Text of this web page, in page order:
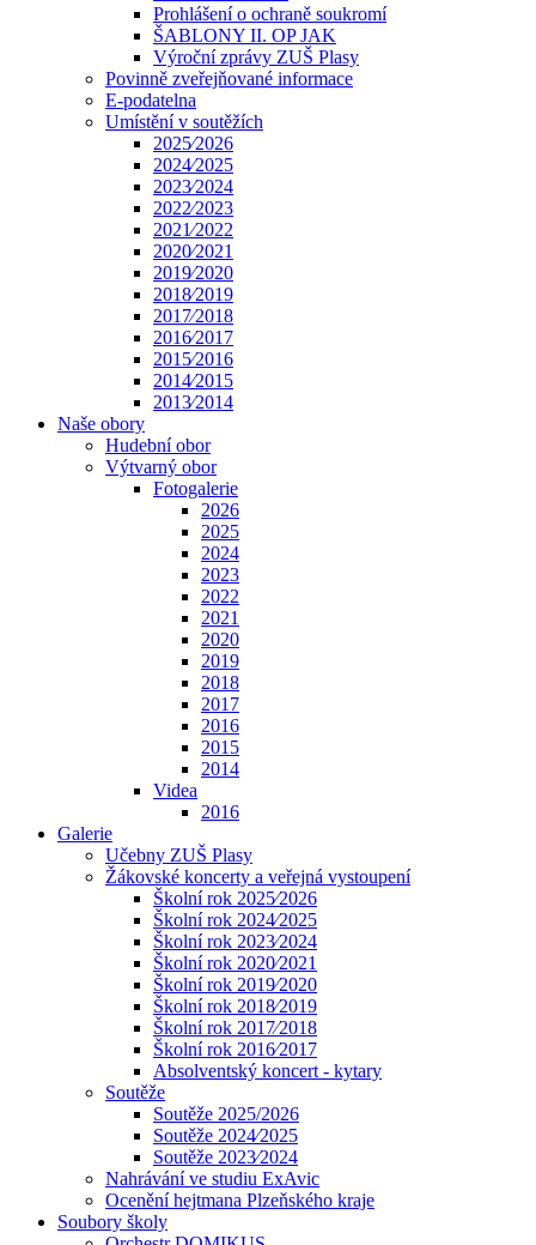
Prohlášení o ochraně soukromí
ŠABLONY II. OP JAK
Výroční zprávy ZUŠ Plasy
Povinně zveřejňované informace
E-podatelna
Umístění v soutěžích
2025⁄2026
2024⁄2025
2023⁄2024
2022⁄2023
2021⁄2022
2020⁄2021
2019⁄2020
2018⁄2019
2017⁄2018
2016⁄2017
2015⁄2016
2014⁄2015
2013⁄2014
Naše obory
Hudební obor
Výtvarný obor
Fotogalerie
2026
2025
2024
2023
2022
2021
2020
2019
2018
2017
2016
2015
2014
Videa
2016
Galerie
Učebny ZUŠ Plasy
Žákovské koncerty a veřejná vystoupení
Školní rok 2025⁄2026
Školní rok 2024⁄2025
Školní rok 2023⁄2024
Školní rok 2020⁄2021
Školní rok 2019⁄2020
Školní rok 2018⁄2019
Školní rok 2017⁄2018
Školní rok 2016⁄2017
Absolventský koncert - kytary
Soutěže
Soutěže 2025/2026
Soutěže 2024⁄2025
Soutěže 2023⁄2024
Nahrávání ve studiu ExAvic
Ocenění hejtmana Plzeňského kraje
Soubory školy